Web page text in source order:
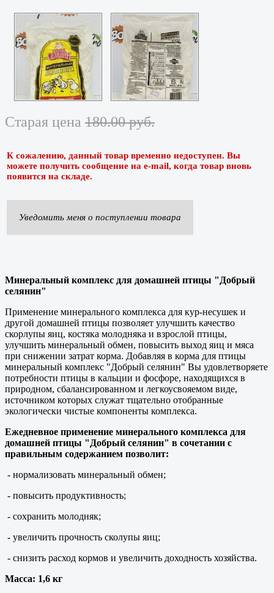
Старая цена 180.00 руб.
К сожалению, данный товар временно недоступен. Вы
можете получить сообщение на e-mail, когда товар вновь
появится на складе.
Уведомить меня о поступлении товара
Минеральный комплекс для домашней птицы "Добрый
селянин"
Применение минерального комплекса для кур-несушек и
другой домашней птицы позволяет улучшить качество
скорлупы яиц, костяка молодняка и взрослой птицы,
улучшить минеральный обмен, повысить выход яиц и мяса
при снижении затрат корма. Добавляя в корма для птицы
минеральный комплекс "Добрый селянин" Вы удовлетворяете
потребности птицы в кальции и фосфоре, находящихся в
природном, сбалансированном и легкоусвояемом виде,
источником которых служат тщательно отобранные
экологически чистые компоненты комплекса.
Ежедневное применение минерального комплекса для
домашней птицы "Добрый селянин" в сочетании с
правильным содержанием позволит:
- нормализовать минеральный обмен;
- повысить продуктивность;
- сохранить молодняк;
- увеличить прочность сколупы яиц;
- снизить расход кормов и увеличить доходность хозяйства.
Масса: 1,6 кг